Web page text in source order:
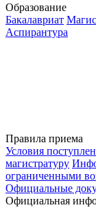
Образование
Бакалавриат
Аспирантура
Правила приема
Условия
магистратуру
ограниченными
Официальные
Официальная